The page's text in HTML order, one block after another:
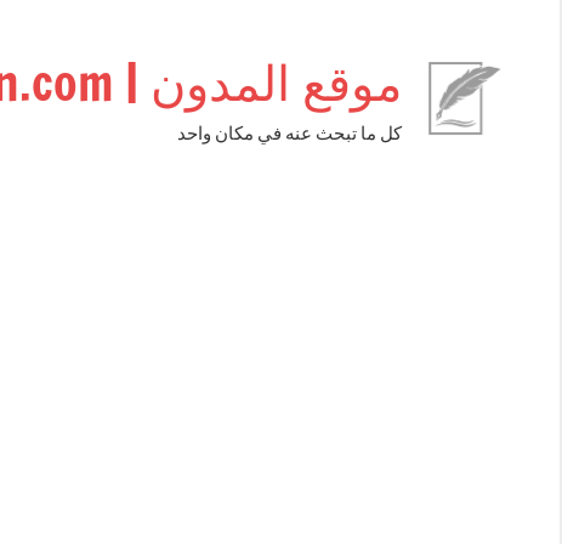
موقع المدون | almudwen.com
كل ما تبحث عنه في مكان واحد